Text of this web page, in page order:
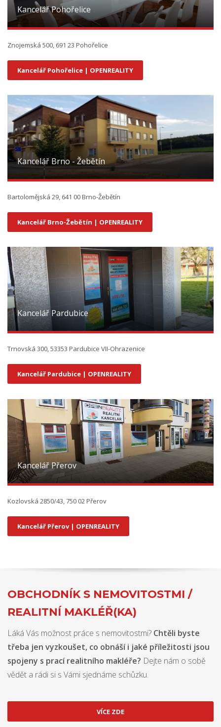
Kancelář Pohořelice
Znojemská 500, 691 23 Pohořelice
Kancelář Pohořelice | OPENREALITY
Kancelář Brno - Žebětín
Bartolomějská 29, 641 00 Brno-Žebětín
Kancelář Brno-Žebětín | OPENREALITY
Kancelář Pardubice
Trnovská 300, 53353 Pardubice VII-Ohrazenice
Kancelář Pardubice | OPENREALITY
Kancelář Přerov
Kozlovská 2850/43, 750 02 Přerov
Kancelář Přerov | OPENREALITY
OBCHODNÍK S NEMOVITOSTMI /
REALITNÍ MAKLÉŘ(KA)
Láká Vás možnost práce s nemovitostmi? Chtěli byste
třeba jen vyzkoušet, co obnáší i jaké příležitosti jsou
spojeny s prací realitního makléře? Dejte nám o sobě
vědět a rádi si s Vámi sjednáme schůzku.
VÍCE ZDE